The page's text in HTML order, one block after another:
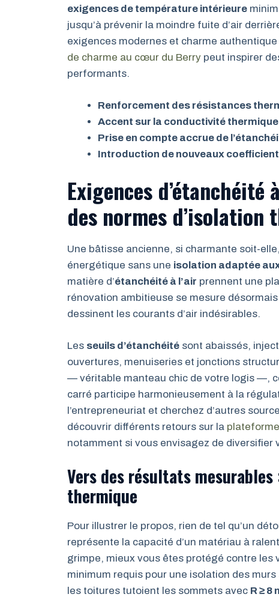
exigences de température intérieure
jusqu’à prévenir la moindre fuite d’air
exigences modernes et charme
de charme au cœur du Berry peut inspirer
performants.
Renforcement des résistances
Accent sur la conductivité thermique
Prise en compte accrue de
Introduction de nouveaux
Exigences
des normes d’isolation
Une bâtisse ancienne, si charmante soit-
énergétique sans une isolation adaptée
matière d’étanchéité à l’air prennent une
rénovation ambitieuse se mesure
dessinent les courants d’air indésirables.
Les seuils d’étanchéité sont abaissés,
ouvertures, menuiseries et jonctions
— véritable manteau chic de votre logis —,
carré participe harmonieusement à la
l’entrepreneuriat et cherchez d’autres
découvrir différents retours sur la
notamment si vous envisagez de diversifier
Vers des résultats
thermique
Pour illustrer le propos, rien de tel qu’un
représente la capacité d’un matériau à
grimpe, mieux vous êtes protégé contre
minimum requis pour une isolation des murs
les toitures tutoient les sommets avec R ≥ 8